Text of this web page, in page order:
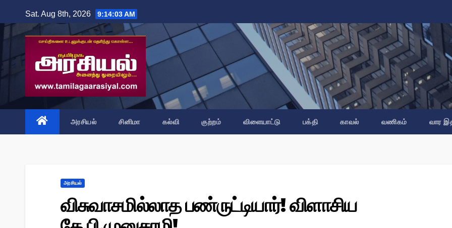
to
content
Sat. Aug 8th, 2026 9:14:05 AM
அரசியல் சினிமா கல்வி குற்றம் விளையாட்டு பக்தி காவல் வணிகம் வார
அரசியல்
விசுவாசமில்லாத பண்ருட்டியார்! விளாசிய